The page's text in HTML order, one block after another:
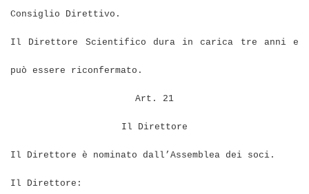
Consiglio Direttivo.
Il Direttore Scientifico dura in carica tre anni e
può essere riconfermato.
Art. 21
Il Direttore
Il Direttore è nominato dall’Assemblea dei soci.
Il Direttore: